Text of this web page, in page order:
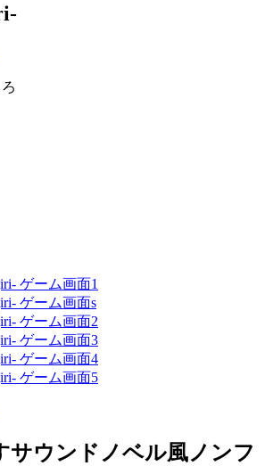
サウンドノベル風ノンフ